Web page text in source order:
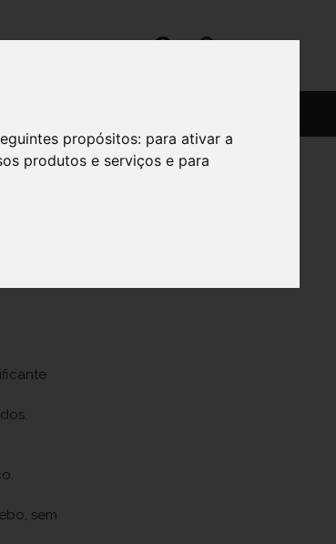
propósitos: para ativar a
produtos e serviços e para
sem